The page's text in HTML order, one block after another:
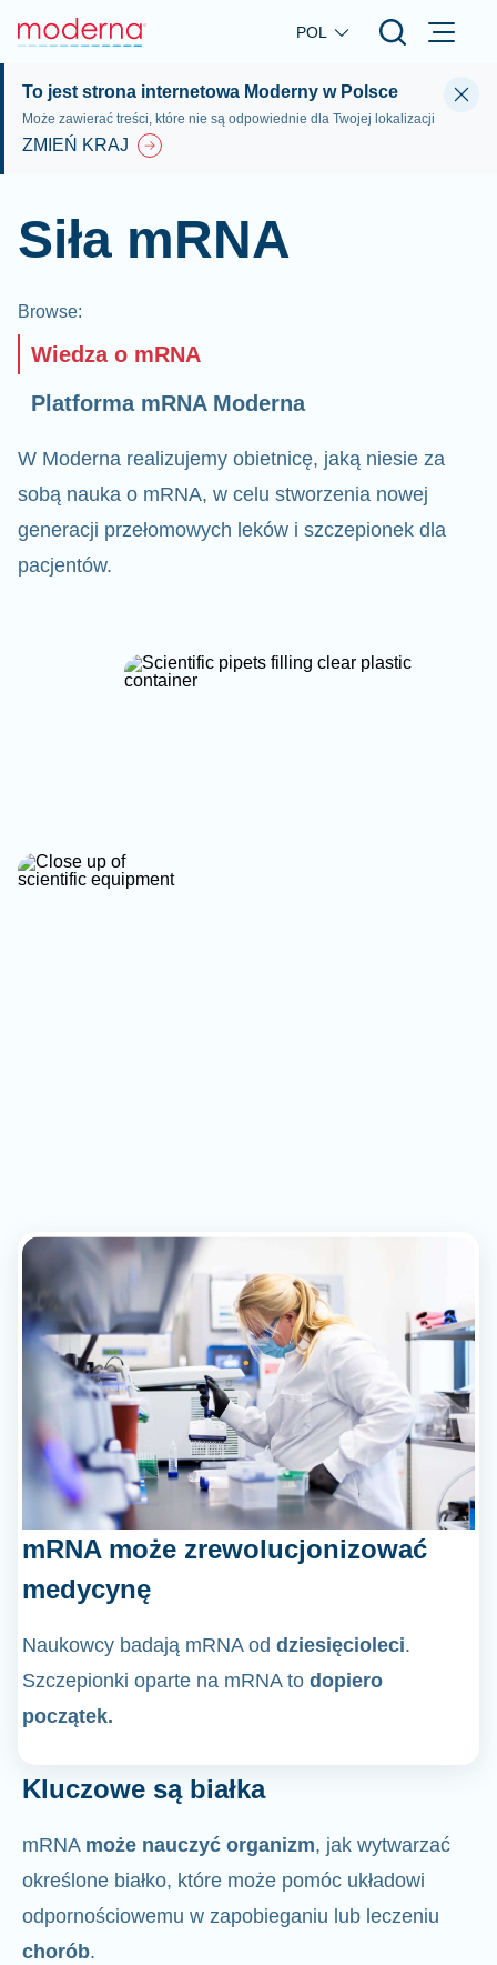
Skip to main content
POL
To jest strona internetowa Moderny w Polsce
Może zawierać treści, które nie są odpowiednie dla Twojej lokalizacji
ZMIEŃ KRAJ
Siła mRNA
Browse:
Wiedza o mRNA
Platforma mRNA Moderna
W Moderna realizujemy obietnicę, jaką niesie za
sobą nauka o mRNA, w celu stworzenia nowej
generacji przełomowych leków i szczepionek dla
pacjentów.
mRNA może zrewolucjonizować
medycynę
Naukowcy badają mRNA od dziesięcioleci.
Szczepionki oparte na mRNA to dopiero
początek.
Kluczowe są białka
mRNA może nauczyć organizm, jak wytwarzać
określone białko, które może pomóc układowi
odpornościowemu w zapobieganiu lub leczeniu
chorób.